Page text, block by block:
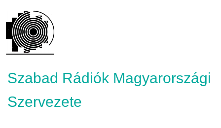
Szabad Rádiók Magyarországi
Szervezete